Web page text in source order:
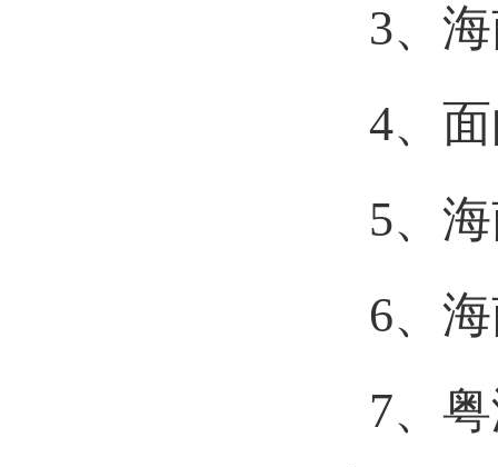
3、
4、
5、
6、
7、